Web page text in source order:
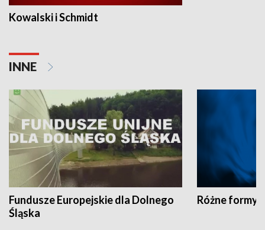
Kowalski i Schmidt
INNE
Fundusze Europejskie dla Dolnego
Śląska
Różne formy